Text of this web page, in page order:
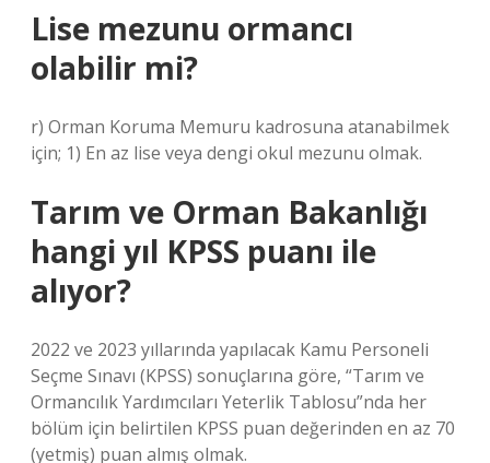
Lise mezunu ormancı
olabilir mi?
r) Orman Koruma Memuru kadrosuna atanabilmek
için; 1) En az lise veya dengi okul mezunu olmak.
Tarım ve Orman Bakanlığı
hangi yıl KPSS puanı ile
alıyor?
2022 ve 2023 yıllarında yapılacak Kamu Personeli
Seçme Sınavı (KPSS) sonuçlarına göre, “Tarım ve
Ormancılık Yardımcıları Yeterlik Tablosu”nda her
bölüm için belirtilen KPSS puan değerinden en az 70
(yetmiş) puan almış olmak.